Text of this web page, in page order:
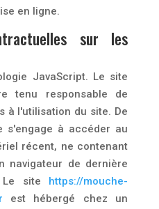
en ligne.
sur les
JavaScript. Le site
tenu responsable de
à l'utilisation du site. De
s'engage à accéder au
récent, ne contenant
navigateur de dernière
Le site https://mouche-
est hébergé chez un